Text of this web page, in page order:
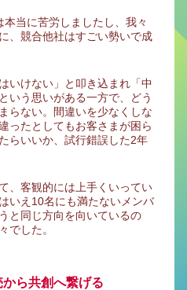
当に苦労しましたし、我々
、競合他社はすごい勢いで成
いけない」と叩き込まれ「中
いう思いがある一方で、どう
らない。間違いを少なくしな
ったとしてもお客さまが困ら
らいいか、試行錯誤した2年
、客観的には上手くいってい
いえ10名にも満たないメンバ
と同じ方向を向いているの
でした。
ら共創へ繋げる